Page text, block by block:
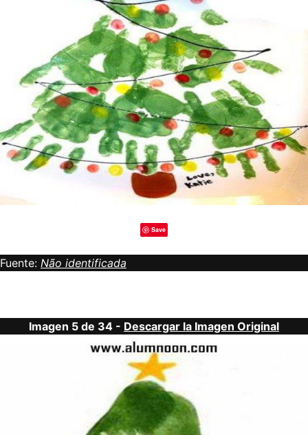
Save
Fuente: Não identificada
Imagen 5 de 34 - Descargar la Imagen Original